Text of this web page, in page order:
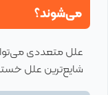
می‌شوند؟
علل متعددی
شایع‌ترین علل